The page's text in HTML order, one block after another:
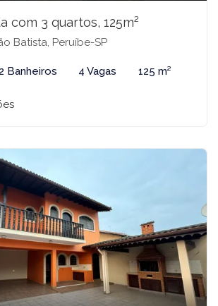
com 3 quartos, 125m²
Batista, Peruíbe-SP
2 Banheiros 4 Vagas 125 m²